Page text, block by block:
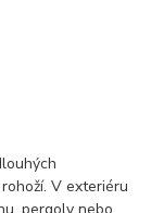
V exteriéru